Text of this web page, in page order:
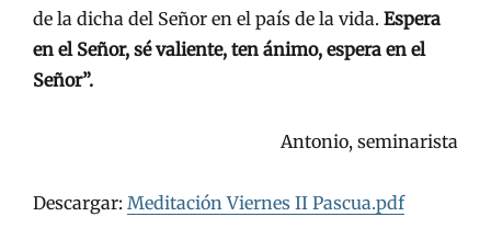
de la dicha del Señor en el país de la vida. Espera
en el Señor, sé valiente, ten ánimo, espera en el
Señor”.
Antonio, seminarista
Descargar: Meditación Viernes II Pascua.pdf